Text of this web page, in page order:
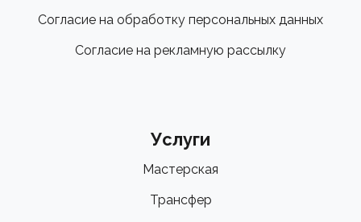
Согласие на обработку персональных данных
Согласие на рекламную рассылку
Услуги
Мастерская
Трансфер